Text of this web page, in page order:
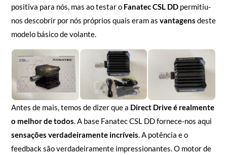
positiva para nós, mas ao testar o FanatecCSL DDpermitiu-
nos descobrir por nós próprios quais eram as vantagens deste
modelo básico de volante.
Antes de mais, temos de dizer que a Direct Drive é realmente
o melhor de todos. A base Fanatec CSL DD fornece-nos aqui
sensações verdadeiramente incríveis. A potência e o
feedback são verdadeiramente impressionantes. O motor de